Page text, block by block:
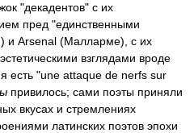
"декадентов" с их
пред "единственными
и Arsenal (Малларме), с их
взглядами вроде
есть "une attaque de nerfs sur
привилось; сами поэты приняли
вкусах и стремлениях
латинских поэтов эпохи